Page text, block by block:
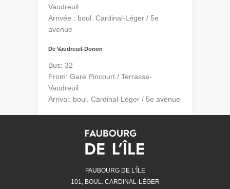
Vaudreuil
Arrivée : boul. Cardinal-Léger / 5e
avenue
De Vaudreuil-Dorion
Bus: 32
From: Gare Pincourt / Terrasse-
Vaudreuil
Arrival: boul. Cardinal-Léger / 5e avenue
FAUBOURG DE L'ÎLE
101, BOUL. CARDINAL-LÉGER